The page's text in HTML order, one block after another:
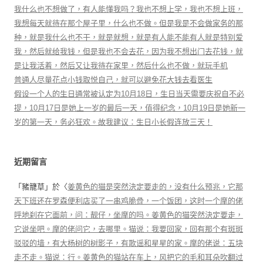
我什么也不想做了，有人能懂我吗？我也不想上学，我也不想上班，
我想每天就待在那个屋子里，什么也不做。但是我是不会做家务的那
种，就是我什么也不干，就是就想，就是有人能不能有人就是特别爱
我，然后就给我钱，但是我也不会去花，因为我不想出门去花钱，就
是让我活着，然后又让我待在家里，然后什么也不做，就玩手机
普通人尽量花点小钱取悦自己，就可以避免花大钱去看医生
假设一个人的生日通常被认定为10月18日，生日当天需要庆祝自不必
提，10月17日是她上一岁的最后一天，值得纪念，10月19日是她新一
岁的第一天，务必狂欢。故我建议：生日小长假连放三天！
近期留言
「豬籠草 」於〈姜黄色的猫是突然決定要走的，没有什么预兆，它那
天下班还在罗森便利店买了一串鸡脆骨，一个饭团，这时一个摩的佬
呼地刹在它面前，问：靓仔，坐摩的吗。姜黄色的猫突然決定要走，
它说坐吧。摩的佬问它，去哪里。猫说：我要回家，回有那个有斑斑
驳驳的墙，有大杨树的树影子，有歌谣和星星的家。摩的佬说：五块
走不走。猫说：行。姜黄色的猫站在车上，风把它的毛和耳朵吹翻过